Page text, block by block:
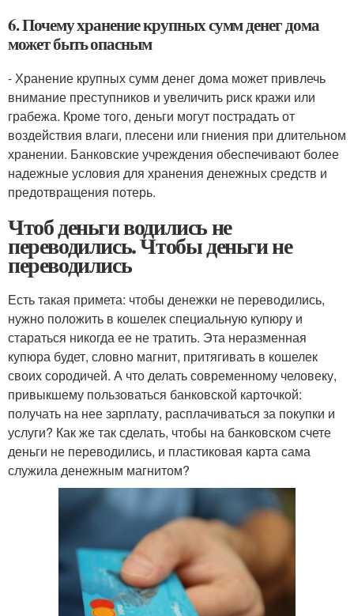
6. Почему хранение крупных сумм денег дома
может быть опасным
- Хранение крупных сумм денег дома может привлечь
внимание преступников и увеличить риск кражи или
грабежа. Кроме того, деньги могут пострадать от
воздействия влаги, плесени или гниения при длительном
хранении. Банковские учреждения обеспечивают более
надежные условия для хранения денежных средств и
предотвращения потерь.
Чтоб деньги водились не
переводились. Чтобы деньги не
переводились
Есть такая примета: чтобы денежки не переводились,
нужно положить в кошелек специальную купюру и
стараться никогда ее не тратить. Эта неразменная
купюра будет, словно магнит, притягивать в кошелек
своих сородичей. А что делать современному человеку,
привыкшему пользоваться банковской карточкой:
получать на нее зарплату, расплачиваться за покупки и
услуги? Как же так сделать, чтобы на банковском счете
деньги не переводились, и пластиковая карта сама
служила денежным магнитом?